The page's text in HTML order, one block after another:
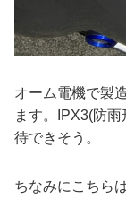
オーム電機で製
ます。IPX3(防
待できそう。
ちなみにこちら